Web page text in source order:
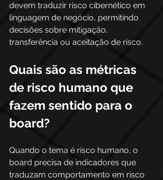
devem traduzir risco cibernético em
linguagem de negócio, permitindo
decisões sobre mitigação,
transferência ou aceitação de risco.
Quais são as métricas
de risco humano que
fazem sentido para o
board?
Quando o tema é risco humano, o
board precisa de indicadores que
traduzam comportamento em risco